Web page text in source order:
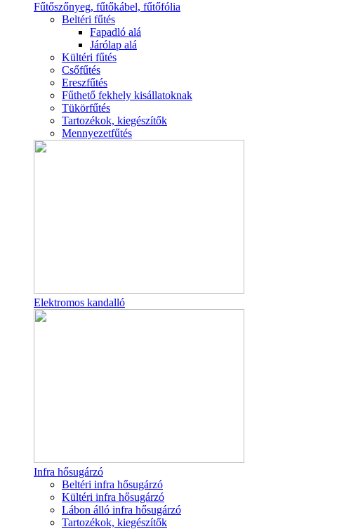
Fűtőszőnyeg, fűtőkábel, fűtőfólia
Beltéri fűtés
Fapadló alá
Járólap alá
Kültéri fűtés
Csőfűtés
Ereszfűtés
Fűthető fekhely kisállatoknak
Tükörfűtés
Tartozékok, kiegészítők
Mennyezetfűtés
Elektromos kandalló
Infra hősugárzó
Beltéri infra hősugárzó
Kültéri infra hősugárzó
Lábon álló infra hősugárzó
Tartozékok, kiegészítők